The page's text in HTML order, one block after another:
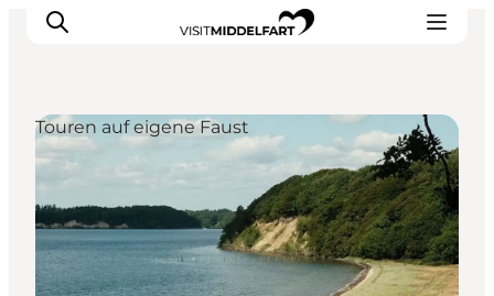
Erlebnisse
Essen und trinken
Unterkünfte
Veranstaltungen
Touren auf eigene Faust